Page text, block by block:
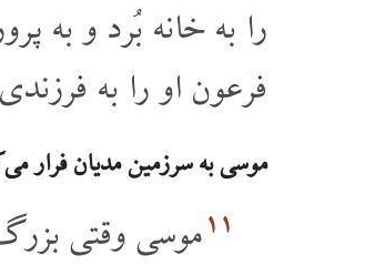
را به خانه بُرد و به
فرعون او را به
موسی به سرزمین مدیان فرار می
۱۱موسی وقتی